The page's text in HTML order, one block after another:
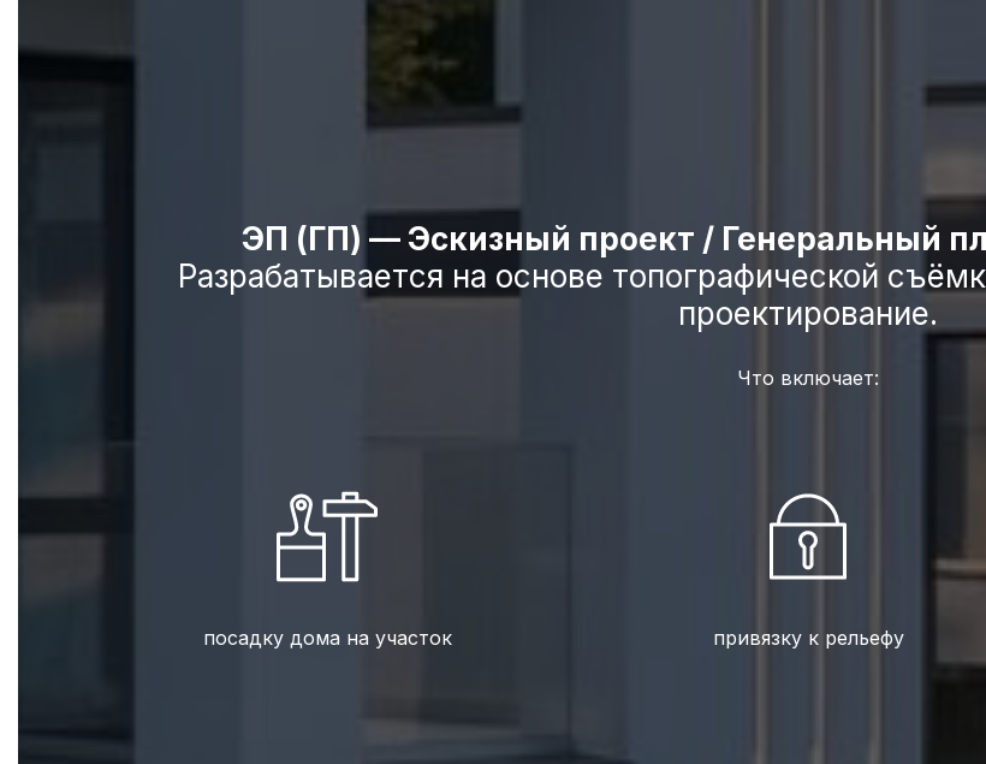
ЭП (ГП) — Эскизный проект / Генеральный
Разрабатывается на основе топографической
проектирование.
Что включает:
посадку дома на участок привязку к рельефу